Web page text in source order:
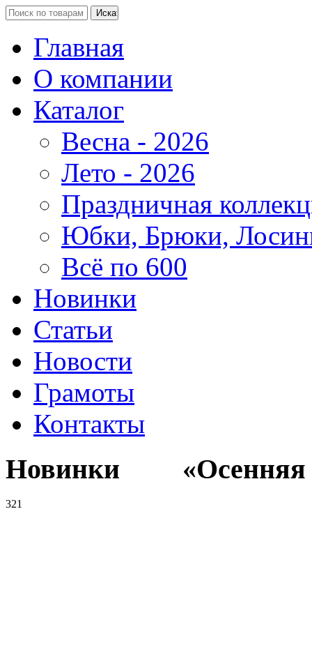
Главная
О компании
Каталог
Весна - 2026
Лето - 2026
Праздничная
Юбки, Брюки,
Всё по 600
Новинки
Статьи
Новости
Грамоты
Контакты
Новинки «Осенняя
321